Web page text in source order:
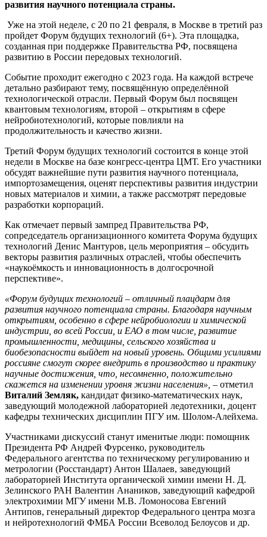
развития научного потенциала страны.
Уже на этой неделе, с 20 по 21 февраля, в Москве в третий раз
пройдет Форум будущих технологий (6+). Эта площадка,
созданная при поддержке Правительства РФ, посвящена
развитию в России передовых технологий.
Событие проходит ежегодно с 2023 года. На каждой встрече
детально разбирают тему, посвящённую определённой
технологической отрасли. Первый Форум был посвящен
квантовым технологиям, второй – открытиям в сфере
нейробиотехнологий, которые повлияли на
продолжительность и качество жизни.
Третий Форум будущих технологий состоится в конце этой
недели в Москве на базе конгресс-центра ЦМТ. Его участники
обсудят важнейшие пути развития научного потенциала,
импортозамещения, оценят перспективы развития индустрии
новых материалов и химии, а также рассмотрят передовые
разработки корпораций.
Как отмечает первый зампред Правительства РФ,
сопредседатель организационного комитета Форума будущих
технологий Денис Мантуров, цель мероприятия – обсудить
векторы развития различных отраслей, чтобы обеспечить
«наукоёмкость и инновационность в долгосрочной
перспективе».
«Форум будущих технологий – отличный плацдарм для
развития научного потенциала страны. Благодаря научным
открытиям, особенно в сфере нейробиологии и химической
индустрии, во всей России, и ЕАО в том числе, развитие
промышленности, медицины, сельского хозяйства и
биобезопасности выйдет на новый уровень. Общими усилиями
россияне смогут скорее внедрить в производство и практику
научные достижения, что, несомненно, положительно
скажется на изменении уровня жизни населения», – отметил
Виталий Земляк, кандидат физико-математических наук,
заведующий молодежной лабораторией ледотехники, доцент
кафедры технических дисциплин ПГУ им. Шолом-Алейхема.
Участниками дискуссий станут именитые люди: помощник
Президента РФ Андрей Фурсенко, руководитель
Федерального агентства по техническому регулированию и
метрологии (Росстандарт) Антон Шалаев, заведующий
лабораторией Института органической химии имени Н. Д.
Зелинского РАН Валентин Анаников, заведующий кафедрой
электрохимии МГУ имени М.В. Ломоносова Евгений
Антипов, генеральный директор Федерального центра мозга
и нейротехнологий ФМБА России Всеволод Белоусов и др.